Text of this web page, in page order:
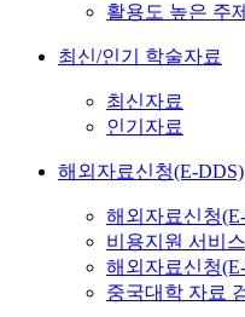
활용도 높은 주제
최신/인기 학술자료
최신자료
인기자료
해외자료신청(E-DDS)
해외자료신청
비용지원 서비
해외자료신청
중국대학 자료